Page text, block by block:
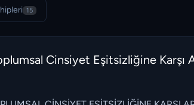
15
Cinsiyet Eşitsizliğine Karşı